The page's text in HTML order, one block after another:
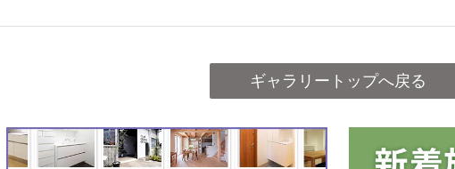
ギャラリートップへ戻る